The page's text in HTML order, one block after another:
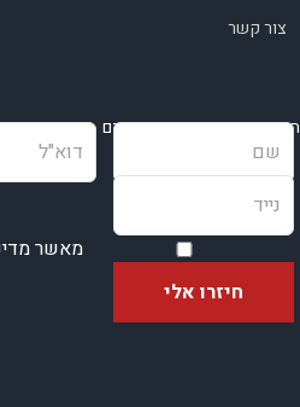
צור קשר
השאירו פרטים ונחזור בהקדם
מאשר